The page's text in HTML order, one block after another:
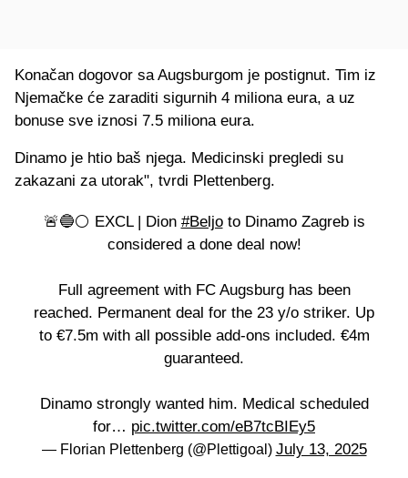
Konačan dogovor sa Augsburgom je postignut. Tim iz
Njemačke će zaraditi sigurnih 4 miliona eura, a uz
bonuse sve iznosi 7.5 miliona eura.
Dinamo je htio baš njega. Medicinski pregledi su
zakazani za utorak", tvrdi Plettenberg.
🚨🔵⚪️ EXCL | Dion #Beljoto Dinamo Zagreb is
considered a done deal now!
Full agreement with FC Augsburg has been
reached. Permanent deal for the 23 y/o striker. Up
to €7.5m with all possible add-ons included. €4m
guaranteed.
Dinamo strongly wanted him. Medical scheduled
for… pic.twitter.com/eB7tcBIEy5
— Florian Plettenberg (@Plettigoal) July 13, 2025